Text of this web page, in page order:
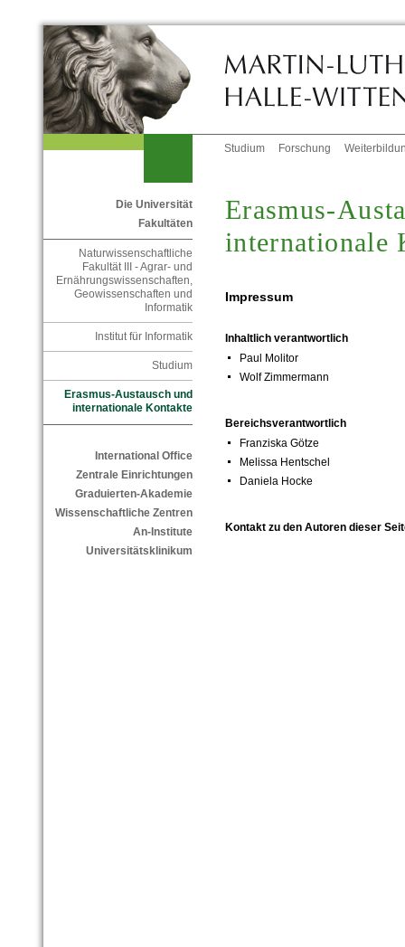
Studium Forschung
Die Universität
Fakultäten
Naturwissenschaftliche
Fakultät III - Agrar- und
Ernährungswissenschaften,
Geowissenschaften und
Informatik
Institut für Informatik
Studium
Erasmus-Austausch und
internationale Kontakte
International Office
Zentrale Einrichtungen
Graduierten-Akademie
Wissenschaftliche Zentren
An-Institute
Universitätsklinikum
Erasmus-
internationale
Impressum
Inhaltlich verantwortlich
Paul Molitor
Wolf Zimmermann
Bereichsverantwortlich
Franziska Götze
Melissa Hentschel
Daniela Hocke
Kontakt zu den Autoren dieser